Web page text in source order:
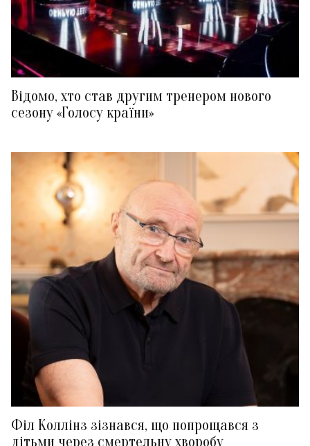
Відомо, хто став другим тренером нового
сезону «Голосу країни»
Філ Коллінз зізнався, що попрощався з
дітьми через смертельну хворобу